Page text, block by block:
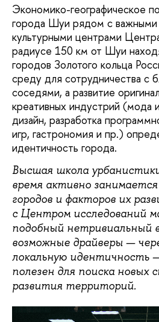
Экономико-географическое
города Шуи рядом с важными
культурными центрами
радиусе 150 км от Шуи
городов Золотого кольца
среду для сотрудничества с
соседями, а развитие
креативных индустрий (мода
дизайн, разработка
игр, гастрономия и пр.)
идентичность города.
Высшая школа
время активно
городов и факторов их
с Центром исследований
подобный нетривиальный
возможные драйверы —
локальную
полезен для поиска новых
развития территорий.